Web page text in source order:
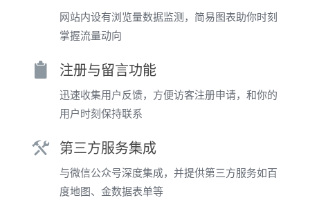
网站内设有浏览量数据监测，简易图表助你时刻
掌握流量动向
注册与留言功能
迅速收集用户反馈，方便访客注册申请，和你的
用户时刻保持联系
第三方服务集成
与微信公众号深度集成，并提供第三方服务如百
度地图、金数据表单等